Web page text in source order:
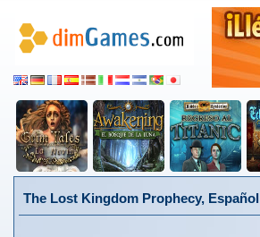
The Lost Kingdom Prophecy, Español